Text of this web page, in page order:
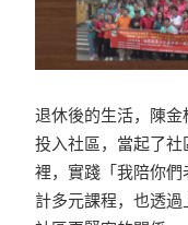
退休後的生活，陳
投入社區，當起了
裡，實踐「我陪你
計多元課程，也透